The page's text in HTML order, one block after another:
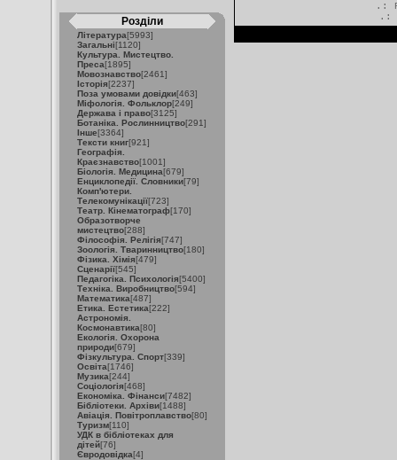
Розділи
Література[5993]
Загальні[1120]
Культура. Мистецтво.
Преса[1895]
Мовознавство[2461]
Історія[2237]
Поза умовами довідки[463]
Міфологія. Фольклор[249]
Держава і право[3125]
Ботаніка. Рослинництво[291]
Інше[3364]
Тексти книг[921]
Географія.
Краєзнавство[1001]
Біологія. Медицина[679]
Енциклопедії. Словники[79]
Комп'ютери.
Телекомунікації[723]
Театр. Кінематограф[170]
Образотворче
мистецтво[288]
Філософія. Релігія[747]
Зоологія. Тваринництво[180]
Фізика. Хімія[479]
Сценарії[545]
Педагогіка. Психологія[5400]
Техніка. Виробництво[594]
Математика[487]
Етика. Естетика[222]
Астрономія.
Космонавтика[80]
Екологія. Охорона
природи[679]
Фізкультура. Спорт[339]
Освіта[1746]
Музика[244]
Соціологія[468]
Економіка. Фінанси[7482]
Бібліотеки. Архіви[1488]
Авіація. Повітроплавство[80]
Туризм[110]
УДК в бібліотеках для
дітей[76]
Євродовідка[4]
.:
.: